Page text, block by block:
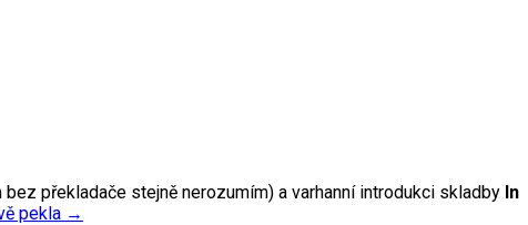
překladače stejně nerozumím) a varhanní introdukci skladby In
pekla →